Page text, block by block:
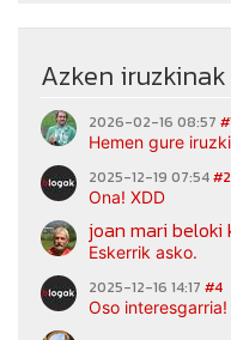
Azken iruzkinak
2026-02-16 08:57
Hemen gure
2025-12-19 07:54#2
Ona! XDD
joan mari beloki
Eskerrik asko.
2025-12-16 14:17 #4
Oso interesgarria!